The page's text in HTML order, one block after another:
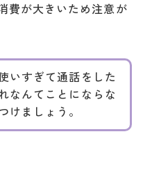
費が大きいため注意が
いすぎて通話をした
なんてことにならな
けましょう。